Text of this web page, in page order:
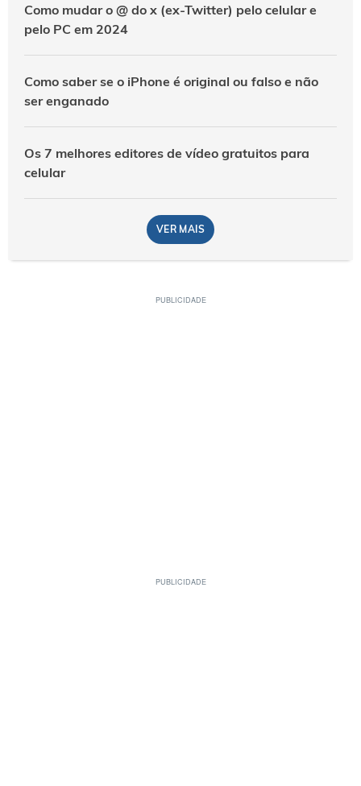
Como mudar o @ do x (ex-Twitter) pelo celular e
pelo PC em 2024
Como saber se o iPhone é original ou falso e não
ser enganado
Os 7 melhores editores de vídeo gratuitos para
celular
VER MAIS